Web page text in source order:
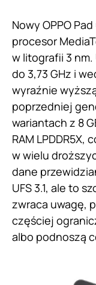
Nowy OPPO
procesor
w litografii 3 nm.
do 3,73 GHz i
wyraźnie
poprzedniej
wariantach z 8
RAM
w wielu
dane
UFS 3.1, ale to
zwraca uwagę,
częściej
albo podnoszą